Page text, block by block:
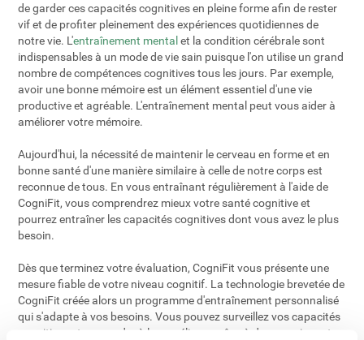
de garder ces capacités cognitives en pleine forme afin de rester
vif et de profiter pleinement des expériences quotidiennes de
notre vie. L'entraînement mental et la condition cérébrale sont
indispensables à un mode de vie sain puisque l'on utilise un grand
nombre de compétences cognitives tous les jours. Par exemple,
avoir une bonne mémoire est un élément essentiel d'une vie
productive et agréable. L'entraînement mental peut vous aider à
améliorer votre mémoire.
Aujourd'hui, la nécessité de maintenir le cerveau en forme et en
bonne santé d'une manière similaire à celle de notre corps est
reconnue de tous. En vous entraînant régulièrement à l'aide de
CogniFit, vous comprendrez mieux votre santé cognitive et
pourrez entraîner les capacités cognitives dont vous avez le plus
besoin.
Dès que terminez votre évaluation, CogniFit vous présente une
mesure fiable de votre niveau cognitif. La technologie brevetée de
CogniFit créée alors un programme d'entraînement personnalisé
qui s'adapte à vos besoins. Vous pouvez surveillez vos capacités
cognitives et apprendre à les améliorer grâce à des exercices et